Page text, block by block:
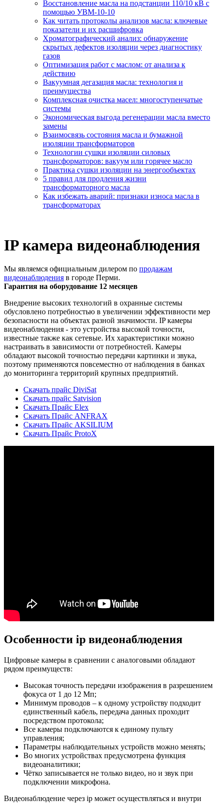
Восстановление масла на подстанции 110/10 кВ с
помощью УВМ-10-10
Как читать протоколы анализов масла: ключевые
показатели и их расшифровка
Хроматографический анализ: обнаружение
скрытых дефектов изоляции через диагностику
газов
Оптимизация работ с маслом: от анализа к
действию
Вакуумная дегазация масла: технология и
преимущества
Комплексная очистка масел: многоступенчатые
системы
Экономическая выгода регенерации масла вместо
замены
Взаимосвязь состояния масла и бумажной
изоляции трансформаторов
Технологии сушки изоляции силовых
трансформаторов: вакуум или горячее масло
Практика сушки изоляции на энергообъектах
5 правил для продления жизни
трансформаторного масла
Как избежать аварий: признаки износа масла в
трансформаторах
IP камера видеонаблюдения
Мы являемся официальным дилером по продажам
видеонаблюдения в городе Перми.
Гарантия на оборудование 12 месяцев
Внедрение высоких технологий в охранные системы
обусловлено потребностью в увеличении эффективности мер
безопасности на объектах разной значимости. IP камеры
видеонаблюдения - это устройства высокой точности,
известные также как сетевые. Их характеристики можно
настраивать в зависимости от потребностей. Камеры
обладают высокой точностью передачи картинки и звука,
поэтому применяются повсеместно от наблюдения в банках
до мониторинга территорий крупных предприятий.
Скачать прайс DiviSat
Скачать прайс Satvision
Скачать Прайс Elex
Скачать Прайс ANFRAX
Скачать Прайс AKSILIUM
Скачать Прайс ProtoX
Особенности ip видеонаблюдения
Цифровые камеры в сравнении с аналоговыми обладают
рядом преимуществ:
Высокая точность передачи изображения в разрешением
фокуса от 1 до 12 Мп;
Минимум проводов – к одному устройству подходит
единственный кабель, передача данных проходит
посредством протокола;
Все камеры подключаются к единому пульту
управления;
Параметры наблюдательных устройств можно менять;
Во многих устройствах предусмотрена функция
видеоаналитики;
Чётко записывается не только видео, но и звук при
подключении микрофона.
Видеонаблюдение через ip может осуществляться и внутри